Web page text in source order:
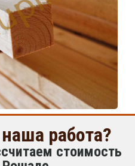
работа?
стоимость